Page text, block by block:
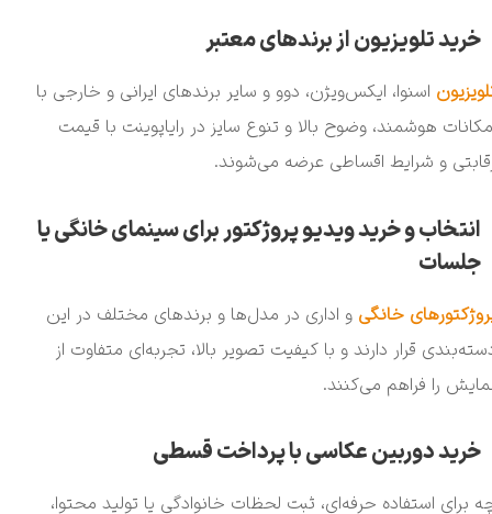
خرید تلویزیون از برندهای معتبر
اسنوا، ایکس‌ویژن، دوو و سایر برندهای ایرانی و خارجی با
هوشمند، وضوح بالا و تنوع سایز در رایاپوینت با قیمت
و شرایط اقساطی عرضه می‌شوند.
انتخاب و خرید ویدیو پروژکتور برای سینمای خانگی یا
جلسات
خانگی و اداری در مدل‌ها و برندهای مختلف در این
قرار دارند و با کیفیت تصویر بالا، تجربه‌ای متفاوت از
را فراهم می‌کنند.
خرید دوربین عکاسی با پرداخت قسطی
برای استفاده حرفه‌ای، ثبت لحظات خانوادگی یا تولید محتوا،